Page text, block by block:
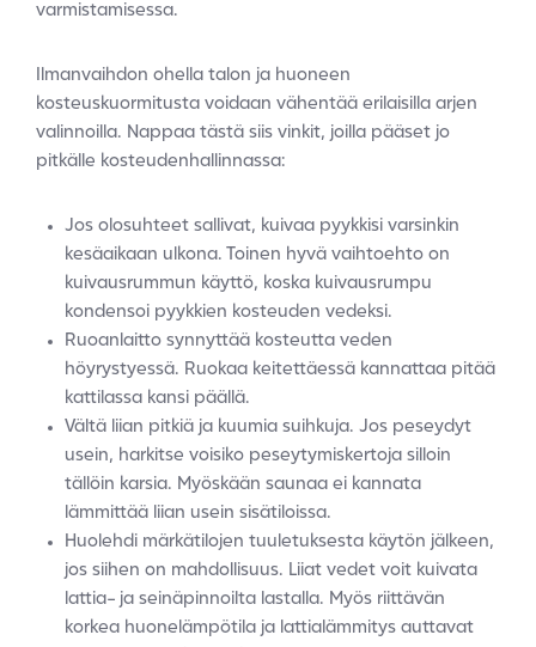
varmistamisessa.
Ilmanvaihdon ohella talon ja huoneen
kosteuskuormitusta voidaan vähentää erilaisilla arjen
valinnoilla. Nappaa tästä siis vinkit, joilla pääset jo
pitkälle kosteudenhallinnassa:
Jos olosuhteet sallivat, kuivaa pyykkisi varsinkin
kesäaikaan ulkona. Toinen hyvä vaihtoehto on
kuivausrummun käyttö, koska kuivausrumpu
kondensoi pyykkien kosteuden vedeksi.
Ruoanlaitto synnyttää kosteutta veden
höyrystyessä. Ruokaa keitettäessä kannattaa pitää
kattilassa kansi päällä.
Vältä liian pitkiä ja kuumia suihkuja. Jos peseydyt
usein, harkitse voisiko peseytymiskertoja silloin
tällöin karsia. Myöskään saunaa ei kannata
lämmittää liian usein sisätiloissa.
Huolehdi märkätilojen tuuletuksesta käytön jälkeen,
jos siihen on mahdollisuus. Liiat vedet voit kuivata
lattia- ja seinäpinnoilta lastalla. Myös riittävän
korkea huonelämpötila ja lattialämmitys auttavat